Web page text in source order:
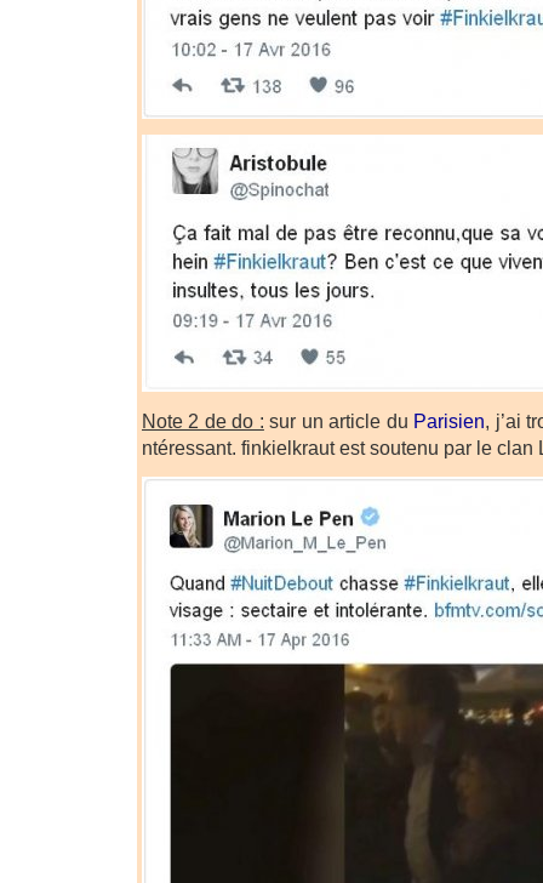
Note 2 de do : sur un article du Parisien , j’ai
ntéressant. finkielkraut est soutenu par le clan